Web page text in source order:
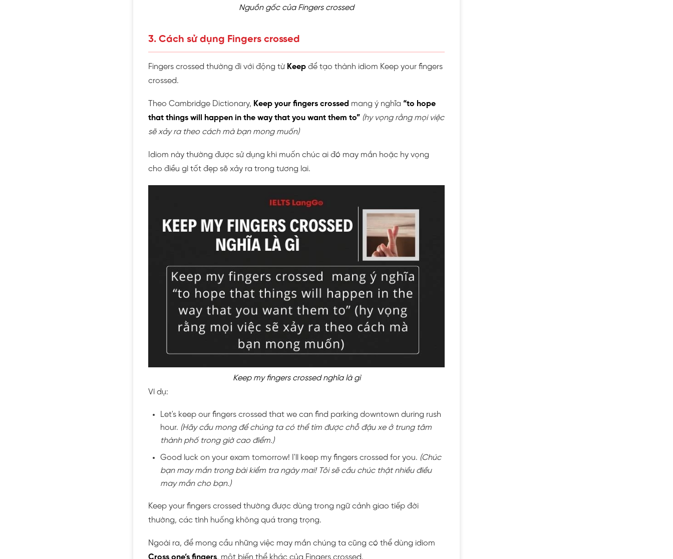
Nguồn gốc của Fingers crossed
3. Cách sử dụng Fingers crossed
Fingers crossed thường đi với động từ Keep để tạo thành idiom Keep your fingers
crossed.
Theo Cambridge Dictionary, Keep your fingers crossed mang ý nghĩa “to hope
that things will happen in the way that you want them to” (hy vọng rằng mọi việc
sẽ xảy ra theo cách mà bạn mong muốn)
Idiom này thường được sử dụng khi muốn chúc ai đó may mắn hoặc hy vọng
cho điều gì tốt đẹp sẽ xảy ra trong tương lai.
Keep my fingers crossed nghĩa là gì
Ví dụ:
Let's keep our fingers crossed that we can find parking downtown during rush
hour. (Hãy cầu mong để chúng ta có thể tìm được chỗ đậu xe ở trung tâm
thành phố trong giờ cao điểm.)
Good luck on your exam tomorrow! I'll keep my fingers crossed for you. (Chúc
bạn may mắn trong bài kiểm tra ngày mai! Tôi sẽ cầu chúc thật nhiều điều
may mắn cho bạn.)
Keep your fingers crossed thường được dùng trong ngữ cảnh giao tiếp đời
thường, các tình huống không quá trang trọng.
Ngoài ra, để mong cầu những việc may mắn chúng ta cũng có thể dùng idiom